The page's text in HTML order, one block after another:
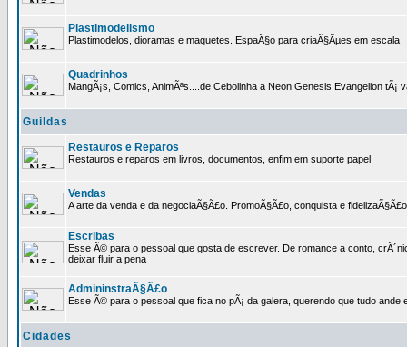
Plastimodelismo
Plastimodelos, dioramas e maquetes. EspaÃ§o para criaÃ§Ãµes em escala
Quadrinhos
MangÃ¡s, Comics, AnimÃªs....de Cebolinha a Neon Genesis Evangelion tÃ¡
Guildas
Restauros e Reparos
Restauros e reparos em livros, documentos, enfim em suporte papel
Vendas
A arte da venda e da negociaÃ§Ã£o. PromoÃ§Ã£o, conquista e
Escribas
Esse Ã© para o pessoal que gosta de escrever. De romance a conto,
deixar fluir a pena
AdmininstraÃ§Ã£o
Esse Ã© para o pessoal que fica no pÃ¡ da galera, querendo que tudo ande
Cidades